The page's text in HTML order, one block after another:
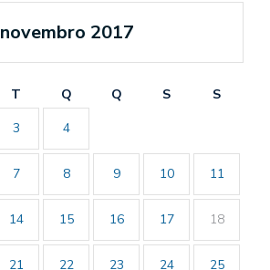
novembro 2017
T Q Q S
S
3 4
7 8 9 10 11
14 15 16 17 18
21 22 23 24 25